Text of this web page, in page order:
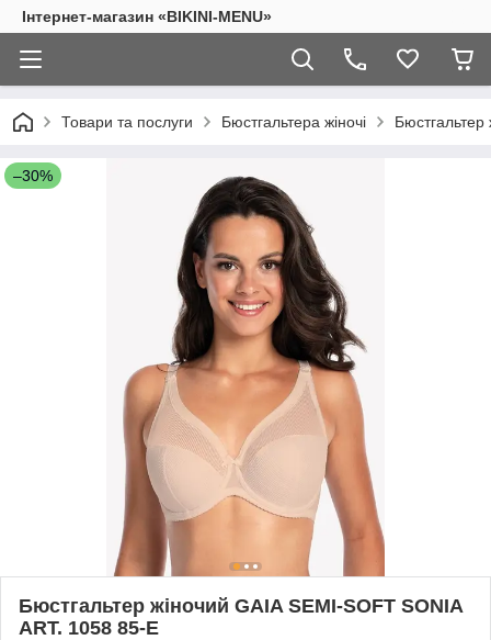
Інтернет-магазин «BIKINI-MENU»
Товари та послуги Бюстгальтера жіночі
–30%
Бюстгальтер жіночий GAIA SEMI-SOFT SONIA
ART. 1058 85-E